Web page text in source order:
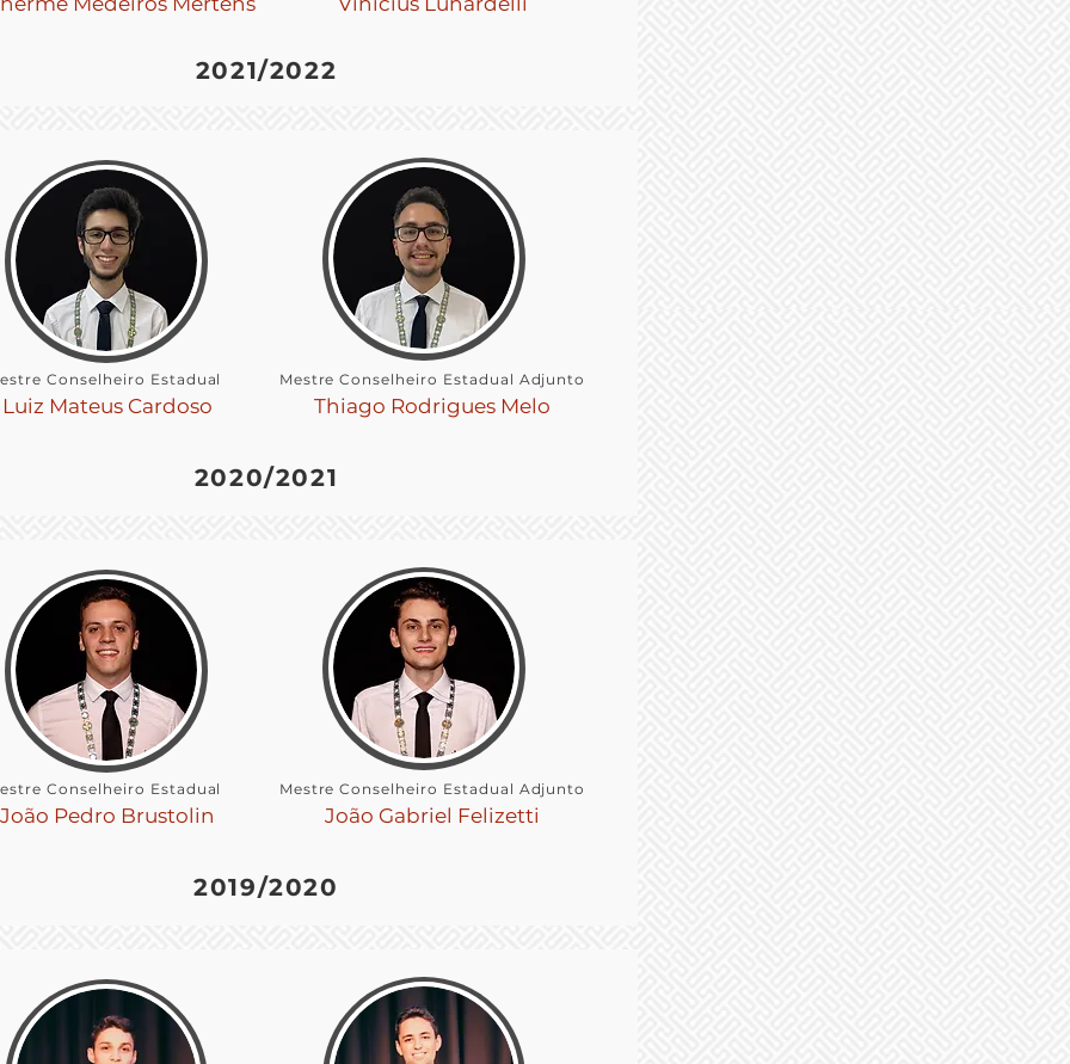
2021/2022
Conselheiro Estadual Mestre Conselheiro Estadual Adjunto
Luiz Mateus Cardoso Thiago Rodrigues Melo
2020/2021
Conselheiro Estadual Mestre Conselheiro Estadual Adjunto
João Pedro Brustolin João Gabriel Felizetti
2019/2020